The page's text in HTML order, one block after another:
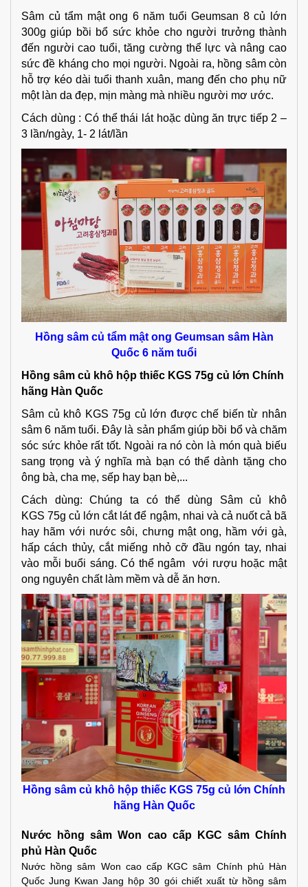
Sâm củ tẩm mật ong 6 năm tuổi Geumsan 8 củ lớn
300g giúp bồi bổ sức khỏe cho người trưởng thành
đến người cao tuổi, tăng cường thể lực và nâng cao
sức đề kháng cho mọi người. Ngoài ra, hồng sâm còn
hỗ trợ kéo dài tuổi thanh xuân, mang đến cho phụ nữ
một làn da đẹp, mịn màng mà nhiều người mơ ước.
Cách dùng : Có thể thái lát hoặc dùng ăn trực tiếp 2 –
3 lần/ngày, 1- 2 lát/lần
Hồng sâm củ tẩm mật ong Geumsan sâm Hàn
Quốc 6 năm tuổi
Hồng sâm củ khô hộp thiếc KGS 75g củ lớn Chính
hãng Hàn Quốc
Sâm củ khô KGS 75g củ lớn được chế biến từ nhân
sâm 6 năm tuổi. Đây là sản phẩm giúp bồi bổ và chăm
sóc sức khỏe rất tốt. Ngoài ra nó còn là món quà biếu
sang trọng và ý nghĩa mà bạn có thể dành tặng cho
ông bà, cha mẹ, sếp hay bạn bè,...
Cách dùng: Chúng ta có thể dùng Sâm củ khô
KGS 75g củ lớn cắt lát để ngậm, nhai và cả nuốt cả bã
hay hãm với nước sôi, chưng mật ong, hầm với gà,
hấp cách thủy, cắt miếng nhỏ cỡ đầu ngón tay, nhai
vào mỗi buổi sáng. Có thể ngâm với rượu hoặc mật
ong nguyên chất làm mềm và dễ ăn hơn.
Hồng sâm củ khô hộp thiếc KGS 75g củ lớn Chính
hãng Hàn Quốc
Nước hồng sâm Won cao cấp KGC sâm Chính
phủ Hàn Quốc
Nước hồng sâm Won cao cấp KGC sâm Chính phủ Hàn
Quốc Jung Kwan Jang hộp 30 gói chiết xuất từ hồng sâm